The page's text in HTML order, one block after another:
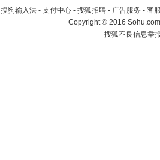
搜狗输入法 - 支付中心 - 搜狐招聘 - 广告服务 - 客
Copyright©2016
搜狐不良信息举